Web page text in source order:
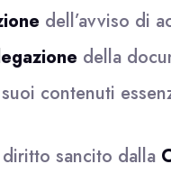
dell’avviso di
della
contenuti
sancito dalla